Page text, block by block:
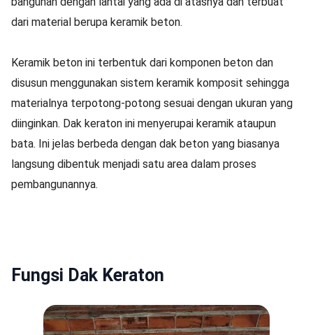
dari material berupa keramik beton.
Keramik beton ini terbentuk dari komponen beton dan
disusun menggunakan sistem keramik komposit sehingga
materialnya terpotong-potong sesuai dengan ukuran yang
diinginkan. Dak keraton ini menyerupai keramik ataupun
bata. Ini jelas berbeda dengan dak beton yang biasanya
langsung dibentuk menjadi satu area dalam proses
pembangunannya.
Fungsi Dak Keraton